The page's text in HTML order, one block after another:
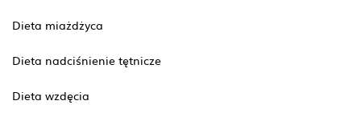
Dieta miażdżyca
Dieta nadciśnienie tętnicze
Dieta wzdęcia